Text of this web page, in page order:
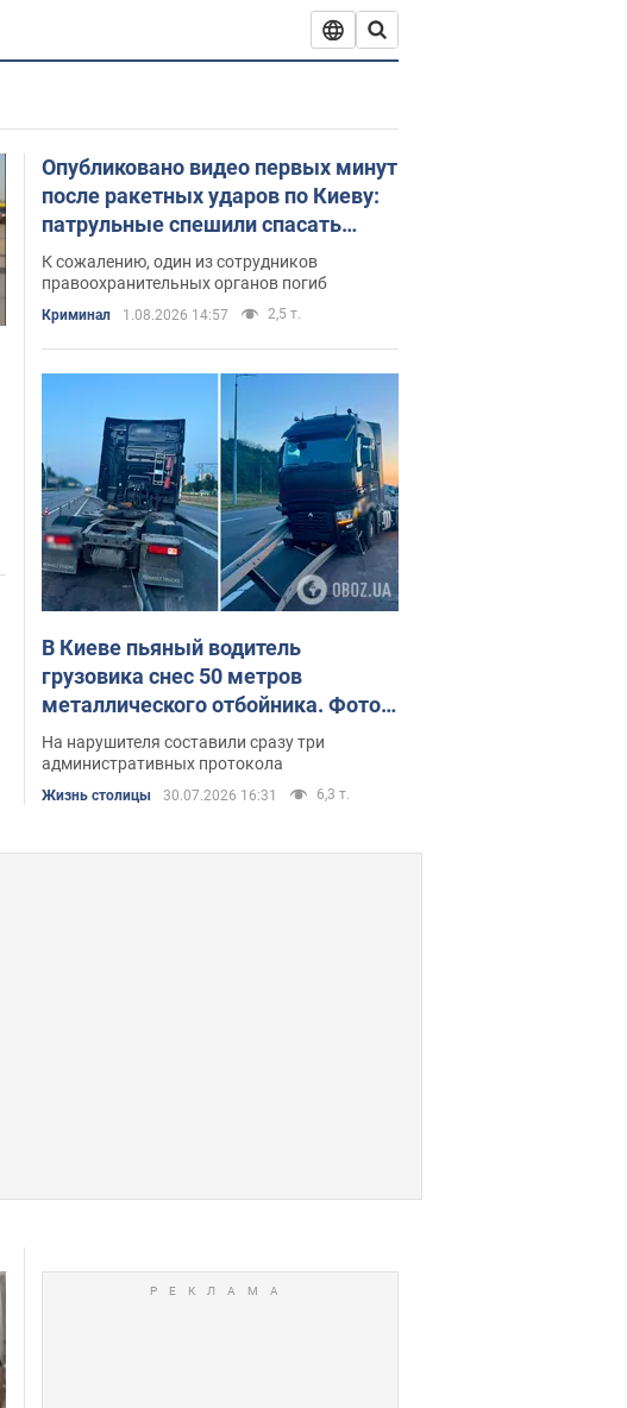
Опубликовано видео первых минут
после ракетных ударов по Киеву:
патрульные спешили спасать
людей
К сожалению, один из сотрудников
правоохранительных органов погиб
Криминал 1.08.2026 14:57 2,5 т.
В Киеве пьяный водитель
грузовика снес 50 метров
металлического отбойника. Фото и
видео
На нарушителя составили сразу три
административных протокола
Жизнь столицы 30.07.2026 16:31 6,3 т.